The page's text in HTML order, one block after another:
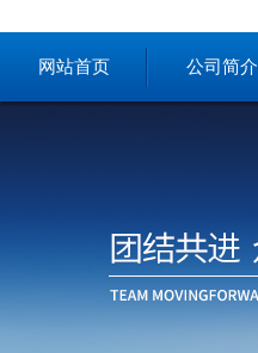
网站首页 公司简介